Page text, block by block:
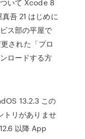
いて Xcode 8
吾 21 はじめに
ス部の平屋で
された「プロ
ロードする方
13.2.3 この
トリがありませ
以降 App